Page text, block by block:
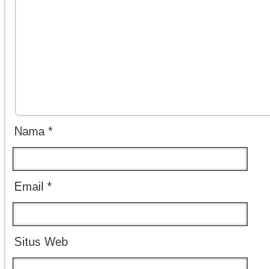
Nama *
Email *
Situs Web